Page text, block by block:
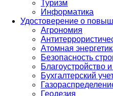
Туризм
Информатика
Удостоверение о
Агрономия
Атомная
Безопасность
Благоустройство
Бухгалтерский
Геодезия